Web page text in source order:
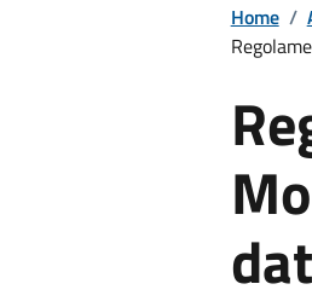
Home /